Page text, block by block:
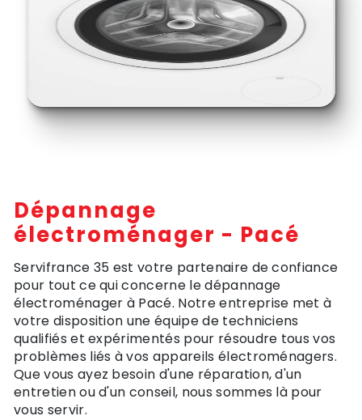
Dépannage
électroménager - Pacé
Servifrance 35 est votre partenaire de confiance
pour tout ce qui concerne le dépannage
électroménager à Pacé. Notre entreprise met à
votre disposition une équipe de techniciens
qualifiés et expérimentés pour résoudre tous vos
problèmes liés à vos appareils électroménagers.
Que vous ayez besoin d'une réparation, d'un
entretien ou d'un conseil, nous sommes là pour
vous servir.